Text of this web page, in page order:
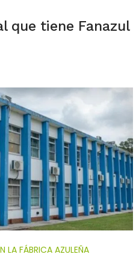
que tiene Fanazul
LA FÁBRICA AZULEÑA